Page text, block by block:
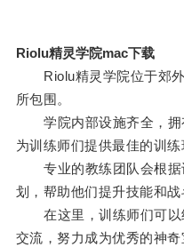
Riolu精灵学院mac下载
Riolu精灵学院位于郊外
所包围。
学院内部设施齐全，拥
为训练师们提供最佳的训练
专业的教练团队会根据
划，帮助他们提升技能和战
在这里，训练师们可以
交流，努力成为优秀的神奇